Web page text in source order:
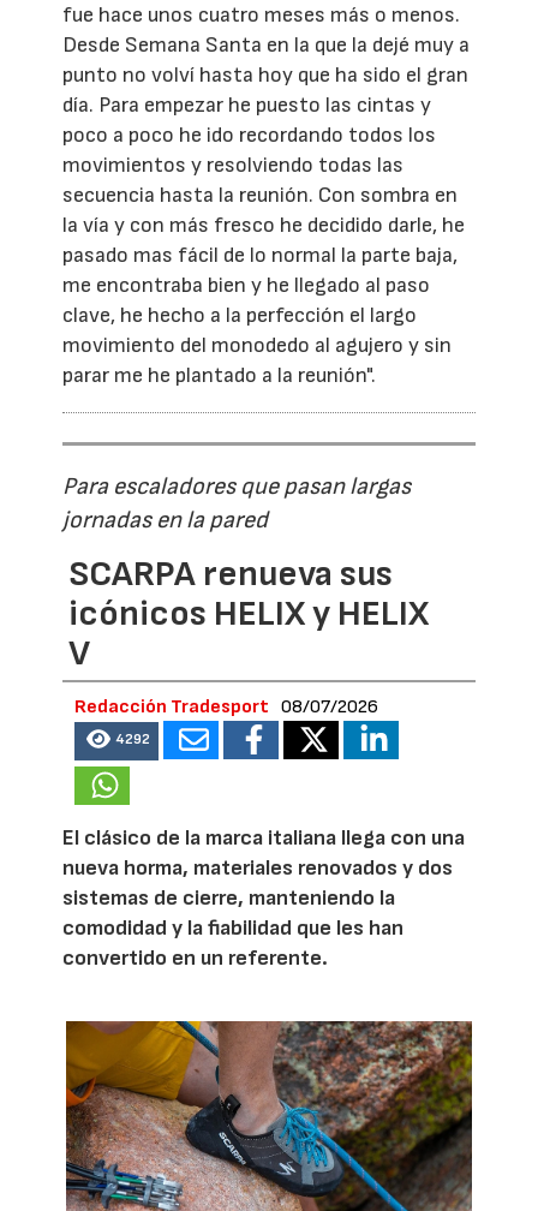
fue hace unos cuatro meses más o menos.
Desde Semana Santa en la que la dejé muy a
punto no volví hasta hoy que ha sido el gran
día. Para empezar he puesto las cintas y
poco a poco he ido recordando todos los
movimientos y resolviendo todas las
secuencia hasta la reunión. Con sombra en
la vía y con más fresco he decidido darle, he
pasado mas fácil de lo normal la parte baja,
me encontraba bien y he llegado al paso
clave, he hecho a la perfección el largo
movimiento del monodedo al agujero y sin
parar me he plantado a la reunión".
Para escaladores que pasan largas
jornadas en la pared
SCARPA renueva sus
icónicos HELIX y HELIX
V
Redacción Tradesport 08/07/2026
4292
El clásico de la marca italiana llega con una
nueva horma, materiales renovados y dos
sistemas de cierre, manteniendo la
comodidad y la fiabilidad que les han
convertido en un referente.